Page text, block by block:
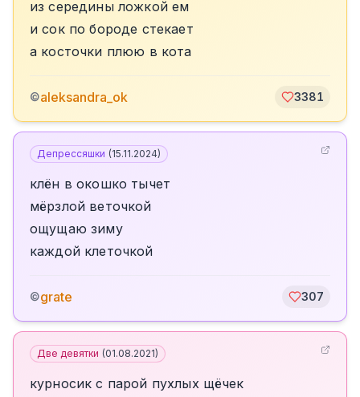
из середины ложкой ем
и сок по бороде стекает
а косточки плюю в кота
©aleksandra_ok 3381
Депрессяшки (15.11.2024)
клён в окошко тычет
мёрзлой веточкой
ощущаю зиму
каждой клеточкой
©grate 307
Две девятки (01.08.2021)
курносик с парой пухлых щёчек